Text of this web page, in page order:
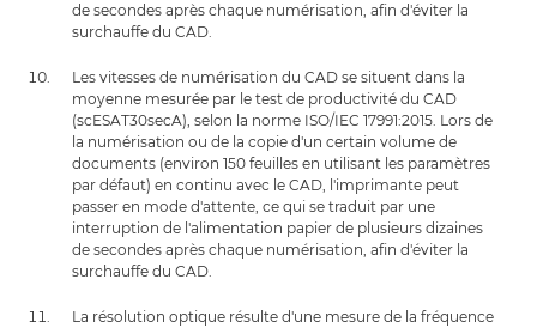
de secondes après chaque numérisation, afin d'éviter la
surchauffe du CAD.
Les vitesses de numérisation du CAD se situent dans la
moyenne mesurée par le test de productivité du CAD
(scESAT30secA), selon la norme ISO/IEC 17991:2015. Lors de
la numérisation ou de la copie d'un certain volume de
documents (environ 150 feuilles en utilisant les paramètres
par défaut) en continu avec le CAD, l'imprimante peut
passer en mode d'attente, ce qui se traduit par une
interruption de l'alimentation papier de plusieurs dizaines
de secondes après chaque numérisation, afin d'éviter la
surchauffe du CAD.
La résolution optique résulte d'une mesure de la fréquence